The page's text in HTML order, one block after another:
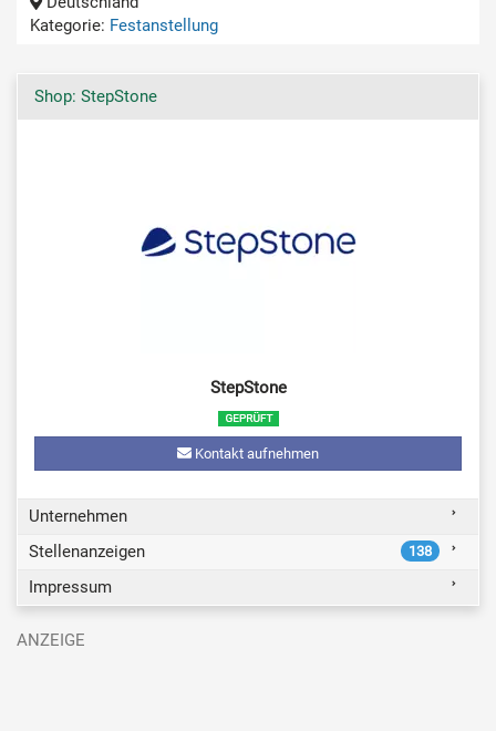
Kategorie: Festanstellung
Shop: StepStone
StepStone
Kontakt aufnehmen
Unternehmen
Stellenanzeigen
138
Impressum